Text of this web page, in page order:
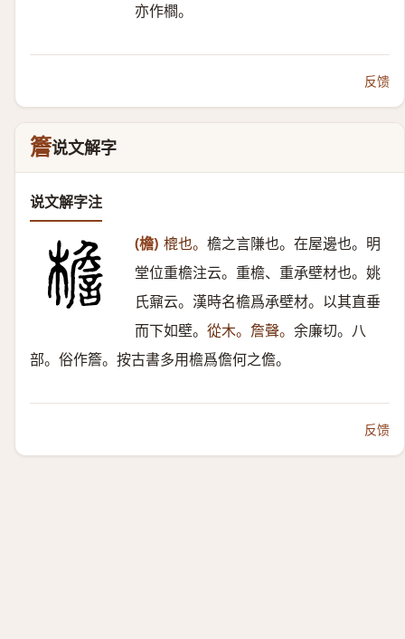
亦作櫩。
反馈
簷说文解字
说文解字注
(檐) 㮰也。 檐之言隒也。在屋邊也。明
堂位重檐注云。重檐、重承壁材也。姚
氏鼐云。漢時名檐爲承壁材。以其直垂
而下如壁。 從木。詹聲。 余廉切。八
部。俗作簷。按古書多用檐爲儋何之儋。
反馈